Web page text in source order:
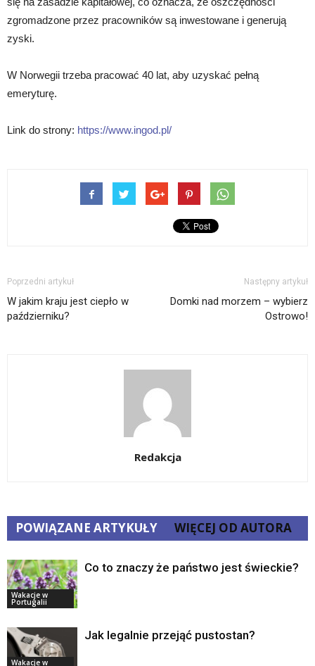
zgromadzone przez pracowników są inwestowane i generują
zyski.
W Norwegii trzeba pracować 40 lat, aby uzyskać pełną
emeryturę.
Link do strony: https://www.ingod.pl/
Poprzedni artykuł
W jakim kraju jest ciepło w
październiku?
Następny artykuł
Domki nad morzem – wybierz
Ostrowo!
Redakcja
POWIĄZANE ARTYKUŁY WIĘCEJ OD AUTORA
Wakacje w
Portugalii
Co to znaczy że państwo jest świeckie?
Wakacje w
Jak legalnie przejąć pustostan?